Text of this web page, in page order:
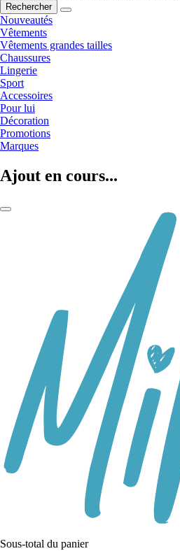
Rechercher
Nouveautés
Vêtements
Vêtements grandes tailles
Chaussures
Lingerie
Sport
Accessoires
Pour lui
Décoration
Promotions
Marques
Ajout en cours...
Sous-total du panier